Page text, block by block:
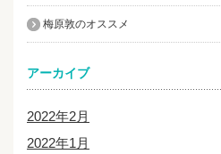
梅原敦のオススメ
アーカイブ
2022年2月
2022年1月